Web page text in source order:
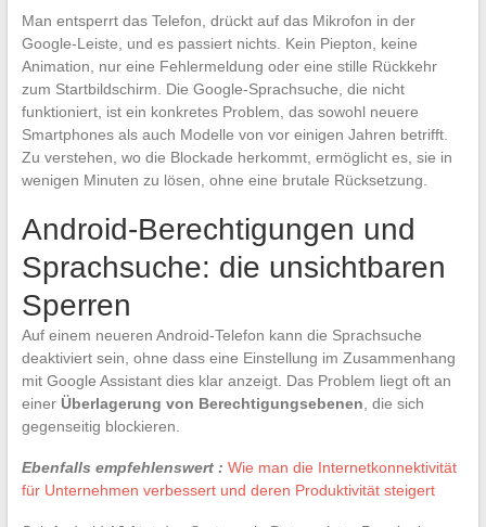
Man entsperrt das Telefon, drückt auf das Mikrofon in der
Google-Leiste, und es passiert nichts. Kein Piepton, keine
Animation, nur eine Fehlermeldung oder eine stille Rückkehr
zum Startbildschirm. Die Google-Sprachsuche, die nicht
funktioniert, ist ein konkretes Problem, das sowohl neuere
Smartphones als auch Modelle von vor einigen Jahren betrifft.
Zu verstehen, wo die Blockade herkommt, ermöglicht es, sie in
wenigen Minuten zu lösen, ohne eine brutale Rücksetzung.
Android-Berechtigungen und
Sprachsuche: die unsichtbaren
Sperren
Auf einem neueren Android-Telefon kann die Sprachsuche
deaktiviert sein, ohne dass eine Einstellung im Zusammenhang
mit Google Assistant dies klar anzeigt. Das Problem liegt oft an
einer Überlagerung von Berechtigungsebenen , die sich
gegenseitig blockieren.
Ebenfalls empfehlenswert : Wie man die Internetkonnektivität
für Unternehmen verbessert und deren Produktivität steigert